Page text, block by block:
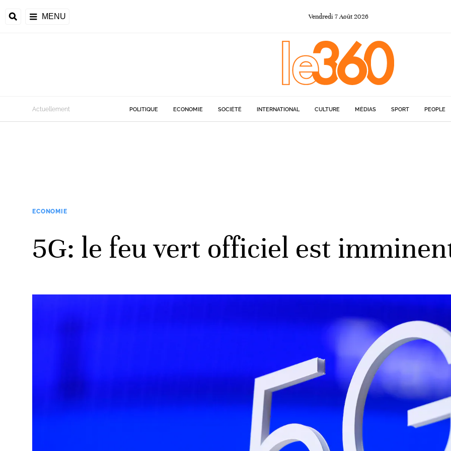
MENU Vendredi 7Août 2026
Actuellement POLITIQUE ECONOMIE SOCIÉTÉ INTERNATIONAL CULTURE MÉDIAS SPORT PEOPLE
ECONOMIE
5G: le feu vert officiel est